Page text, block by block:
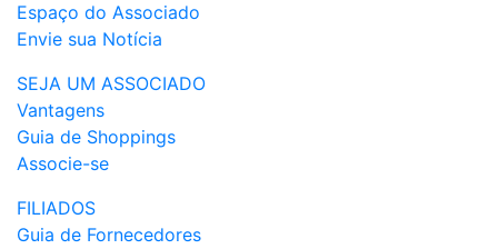
Espaço do Associado
Envie sua Notícia
SEJA UM ASSOCIADO
Vantagens
Guia de Shoppings
Associe-se
FILIADOS
Guia de Fornecedores